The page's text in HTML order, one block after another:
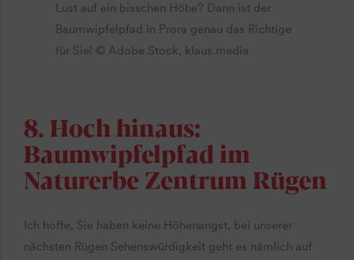
Lust auf ein bisschen Höhe? Dann ist der
Baumwipfelpfad in Prora genau das Richtige
für Sie! © Adobe Stock, klaus.media
8. Hoch hinaus:
Baumwipfelpfad im
Naturerbe Zentrum Rügen
Ich hoffe, Sie haben keine Höhenangst, bei unserer
nächsten Rügen Sehenswürdigkeit geht es nämlich auf